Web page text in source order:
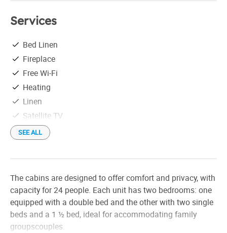
Services
Bed Linen
Fireplace
Free Wi-Fi
Heating
Linen
Satellite TV
Shower
Tourist information
Servicio de pan amasado diario
Reposición de leña picada constante
SEE ALL
The cabins are designed to offer comfort and privacy, with
capacity for 24 people. Each unit has two bedrooms: one
equipped with a double bed and the other with two single
beds and a 1 ½ bed, ideal for accommodating family
groupscouples.